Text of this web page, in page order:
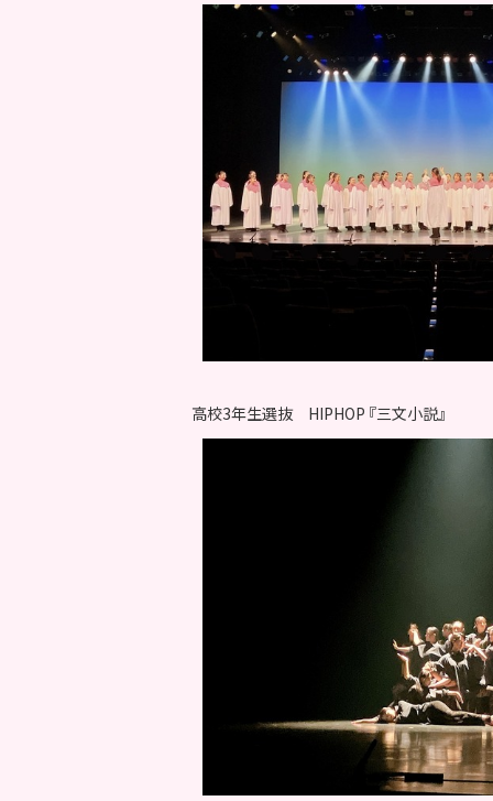
高校3年生選抜 HIPHOP 『三文小説』